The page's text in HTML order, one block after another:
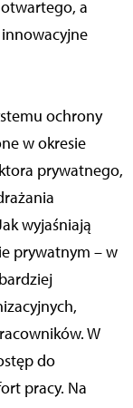
a
ochrony
w okresie
prywatnego,
wyjaśniają
prywatnym – w
W
do
pracy. Na